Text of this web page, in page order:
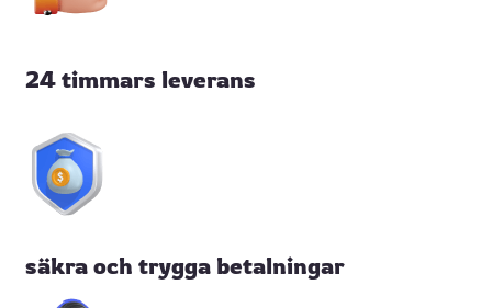
24 timmars leverans
säkra och trygga betalningar